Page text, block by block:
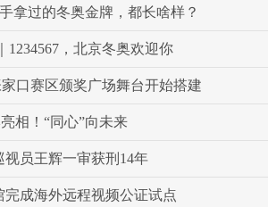
拿过的冬奥金牌，都长啥样？
1234567，北京冬奥欢迎你
口赛区颁奖广场舞台开始搭建
相！“同心”向未来
员王辉一审获刑14年
完成海外远程视频公证试点